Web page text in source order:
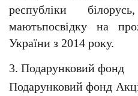
республіки
маютьпосвідку на
України з 2014 року.
3. Подарунковий фонд
Подарунковий фонд